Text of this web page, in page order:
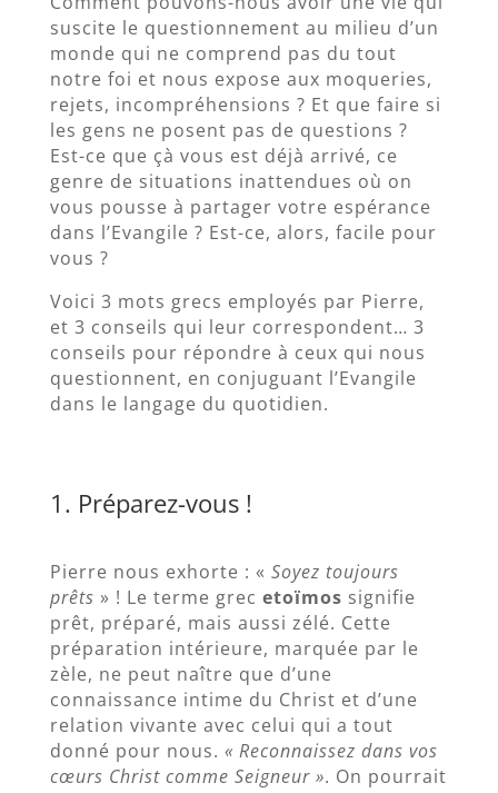
suscite le questionnement au milieu d’un
monde qui ne comprend pas du tout
notre foi et nous expose aux moqueries,
rejets, incompréhensions ? Et que faire si
les gens ne posent pas de questions ?
Est-ce que çà vous est déjà arrivé, ce
genre de situations inattendues où on
vous pousse à partager votre espérance
dans l’Evangile ? Est-ce, alors, facile pour
vous ?
Voici 3 mots grecs employés par Pierre,
et 3 conseils qui leur correspondent… 3
conseils pour répondre à ceux qui nous
questionnent, en conjuguant l’Evangile
dans le langage du quotidien.
1. Préparez-vous !
Pierre nous exhorte : « Soyez toujours
prêts » ! Le terme grec etoïmos signifie
prêt, préparé, mais aussi zélé. Cette
préparation intérieure, marquée par le
zèle, ne peut naître que d’une
connaissance intime du Christ et d’une
relation vivante avec celui qui a tout
donné pour nous. « Reconnaissez dans vos
cœurs Christ comme Seigneur ». On pourrait